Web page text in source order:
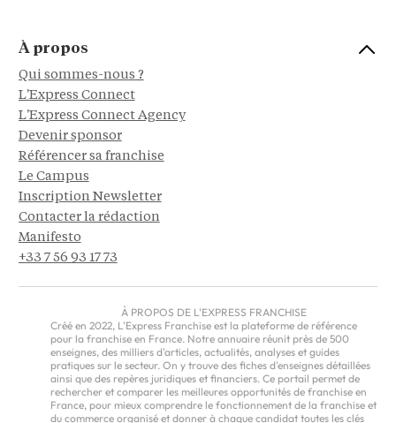
À propos
Qui sommes-nous ?
L'Express Connect
L'Express Connect Agency
Devenir sponsor
Référencer sa franchise
Le Campus
Inscription Newsletter
Contacter la rédaction
Manifesto
+33 7 56 93 17 73
À PROPOS DE L'EXPRESS FRANCHISE
Créé en 2022, L'Express Franchise est la plateforme de référence
pour la franchise en France. Notre annuaire réunit près de 500
enseignes, des milliers d'articles, actualités, analyses et guides
pratiques sur le secteur. On y trouve des fiches d'enseignes détaillées
ainsi que des repères juridiques et financiers. Ce portail permet de
rechercher et comparer les meilleures opportunités de franchise en
France, pour mieux comprendre le fonctionnement de la franchise et
du commerce organisé et donner à chaque candidat toutes les clés